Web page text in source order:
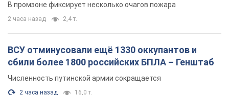
В промзоне фиксирует несколько очагов пожара
2 часа назад 2,4 т.
ВСУ отминусовали ещё 1330 оккупантов и
сбили более 1800 российских БПЛА – Генштаб
Численность путинской армии сокращается
2 часа назад 16,0 т.